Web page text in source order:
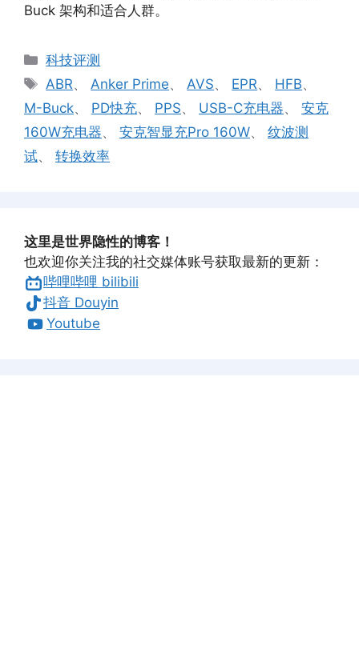
Buck 架构和适合人群。
分
类
科技评测
标
签
ABR、Anker Prime、AVS、 EPR、 HFB、
M-Buck、 PD快充、 PPS、 USB-C充电器、 安克
160W充电器、 安克智显充Pro 160W、 纹波测
试、 转换效率
这里是世界隐性的博客！
也欢迎你关注我的社交媒体账号获取最新的更新：
哔哩哔哩 bilibili
抖音 Douyin
Youtube